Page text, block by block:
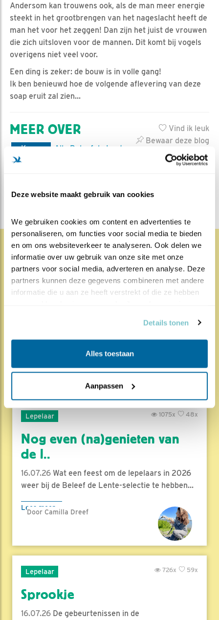
Deze website maakt gebruik van cookies
We gebruiken cookies om content en advertenties te
personaliseren, om functies voor social media te bieden
en om ons websiteverkeer te analyseren. Ook delen we
informatie over uw gebruik van onze site met onze
partners voor social media, adverteren en analyse. Deze
partners kunnen deze gegevens combineren met andere
informatie die u aan ze heeft verstrekt of die ze hebben
Details tonen
Alles toestaan
Aanpassen
Andersom kan trouwens ook, als de man meer energie
steekt in het grootbrengen van het nageslacht heeft de
man het voor het zeggen! Dan zijn het juist de vrouwen
die zich uitsloven voor de mannen. Dit komt bij vogels
overigens niet veel voor.
Een ding is zeker: de bouw is in volle gang!
Ik ben benieuwd hoe de volgende aflevering van deze
soap eruit zal zien...
Vind ik leuk
Bewaar deze blog
MEER OVER
Kauw
Alle Beleef de Lente
blogs
Natuur en Vogels 1886x
Herleef de Lente: de vele
hoog..
Beleef de Lente zit erop; seizoen 20 is
Door Louis van Oort
Lepelaar 48x
1075x
Nog even (na)genieten van
de l..
16.07.26 Wat een feest om de lepelaars in 2026
weer bij de Beleef de Lente-selectie te hebben...
Lees meer
Door Camilla Dreef
Lepelaar 59x
726x
Sprookje
16.07.26 De gebeurtenissen in de